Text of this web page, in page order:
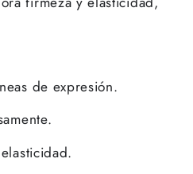
de expresión.